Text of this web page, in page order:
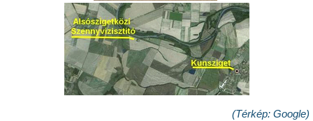
(Térkép: Google)